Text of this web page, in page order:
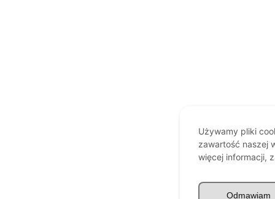
Używamy pliki
zawartość naszej
więcej informacji,
Odmawiam